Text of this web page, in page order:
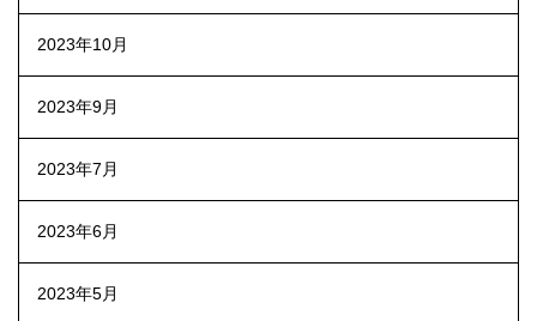
2023年10月
2023年9月
2023年7月
2023年6月
2023年5月